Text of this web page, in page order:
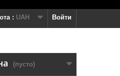
Войти
: UAH
(пусто)